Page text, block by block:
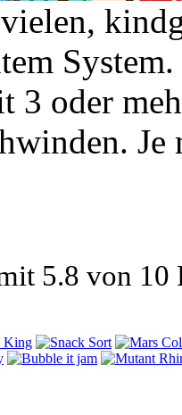
3 oder
5.8 von 10